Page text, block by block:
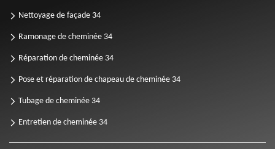
Nettoyage de façade 34
Ramonage de cheminée 34
Réparation de cheminée 34
Pose et réparation de chapeau de cheminée 34
Tubage de cheminée 34
Entretien de cheminée 34